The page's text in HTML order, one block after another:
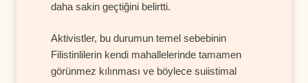
daha sakin geçtiğini belirtti.
Aktivistler, bu durumun temel sebebinin
Filistinlilerin kendi mahallelerinde tamamen
görünmez kılınması ve böylece suiistimal